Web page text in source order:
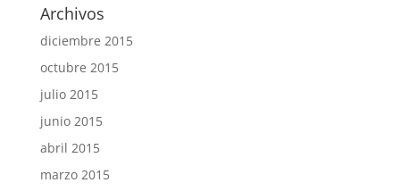
Archivos
diciembre 2015
octubre 2015
julio 2015
junio 2015
abril 2015
marzo 2015